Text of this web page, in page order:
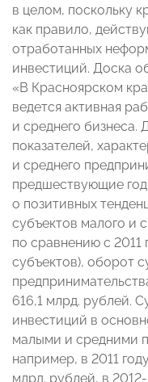
в целом, поскольку
как правило,
отработанных
инвестиций. Доска
«В Красноярском
ведется активная
и среднего бизнеса.
показателей,
и среднего
предшествующие
о позитивных
субъектов малого и
по сравнению с 2011
субъектов), оборот
616,1 млрд. рублей.
инвестиций в
малыми и средними
например, в 2011
млрд. рублей, в